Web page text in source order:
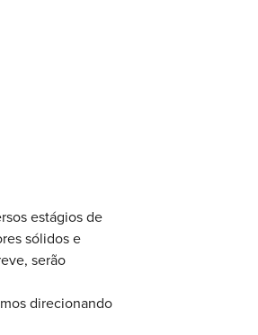
estágios de
sólidos e
serão
direcionando